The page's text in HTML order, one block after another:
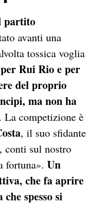
partito
avanti una
tossica voglia
Rui Rio e per
del proprio
ma non ha
. La competizione è
, il suo sfidante
conti sul nostro
fortuna».Un
che fa aprire
spesso si